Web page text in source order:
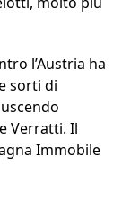
l’Austria ha
sorti di
Verratti. Il
Immobile